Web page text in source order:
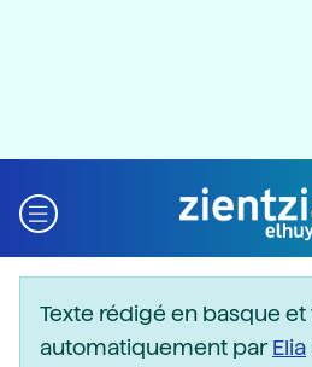
Texte rédigé en basque
automatiquement parElia